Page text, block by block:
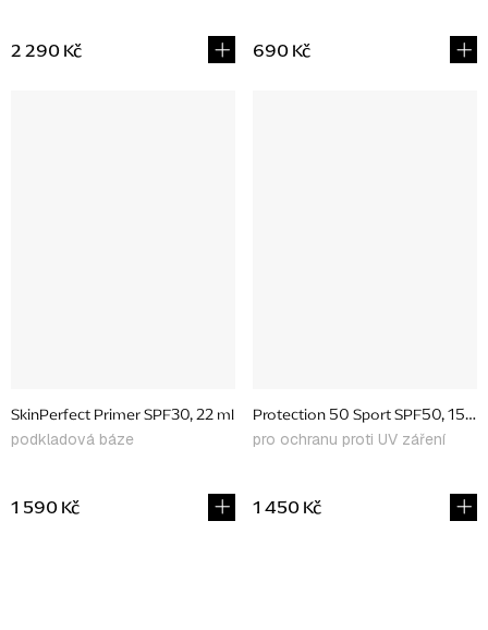
2 290 Kč 690 Kč
SkinPerfect Primer SPF30, 22 ml
podkladová báze
1 590 Kč
Protection 50 Sport SPF50, 156
pro ochranu proti UV záření
1 450 Kč